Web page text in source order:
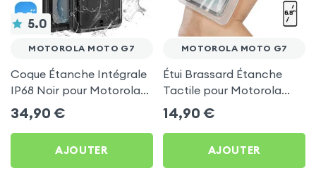
5.0
MOTOROLA MOTO G7
Coque Étanche Intégrale
IP68 Noir pour Motorola
Moto G7
34,90 €
AJOUTER
MOTOROLA MOTO G7
Étui Brassard Étanche
Tactile pour Motorola
Moto G7
14,90 €
AJOUTER